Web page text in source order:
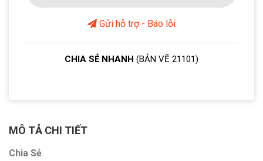
Gửi hỗ trợ - Báo lỗi
CHIA SẺ NHANH (BẢN VẼ 21101)
MÔ TẢ CHI TIẾT
Chia Sẻ